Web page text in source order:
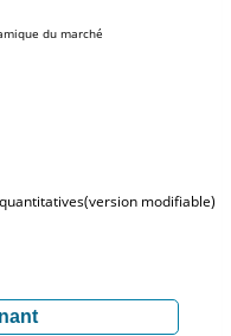
du marché
(version modifiable)